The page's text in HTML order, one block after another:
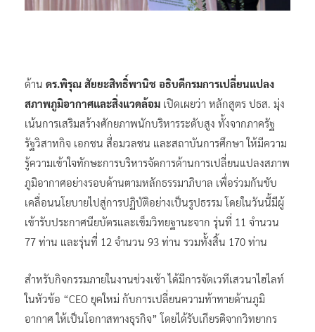
ด้าน ดร.พิรุณ สัยยะสิทธิ์พานิช อธิบดีกรมการเปลี่ยนแปลง
สภาพภูมิอากาศและสิ่งแวดล้อม เปิดเผยว่า หลักสูตร ปธส. มุ่ง
เน้นการเสริมสร้างศักยภาพนักบริหารระดับสูง ทั้งจากภาครัฐ
รัฐวิสาหกิจ เอกชน สื่อมวลชน และสถาบันการศึกษา ให้มีความ
รู้ความเข้าใจทักษะการบริหารจัดการด้านการเปลี่ยนแปลงสภาพ
ภูมิอากาศอย่างรอบด้านตามหลักธรรมาภิบาล เพื่อร่วมกันขับ
เคลื่อนนโยบายไปสู่การปฏิบัติอย่างเป็นรูปธรรม โดยในวันนี้มีผู้
เข้ารับประกาศนียบัตรและเข็มวิทยฐานะจาก รุ่นที่ 11 จำนวน
77 ท่าน และรุ่นที่ 12 จำนวน 93 ท่าน รวมทั้งสิ้น 170 ท่าน
สำหรับกิจกรรมภายในงานช่วงเช้า ได้มีการจัดเวทีเสวนาไฮไลท์
ในหัวข้อ “CEO ยุคใหม่ กับการเปลี่ยนความท้าทายด้านภูมิ
อากาศ ให้เป็นโอกาสทางธุรกิจ” โดยได้รับเกียรติจากวิทยากร